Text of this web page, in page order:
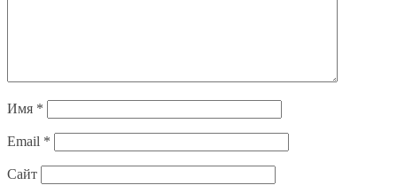
Имя *
Email *
Сайт